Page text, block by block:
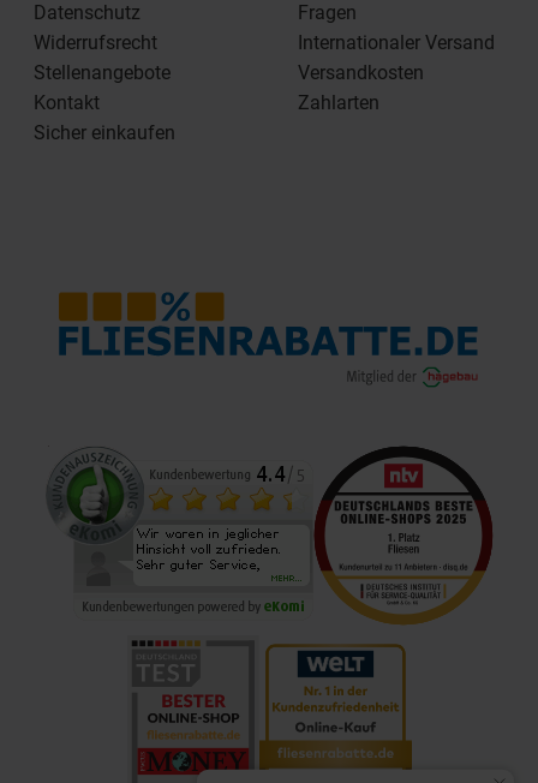
Datenschutz
Widerrufsrecht
Stellenangebote
Kontakt
Sicher einkaufen
Fragen
Internationaler Versand
Versandkosten
Zahlarten